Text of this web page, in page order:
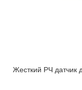
Жесткий РЧ датчик